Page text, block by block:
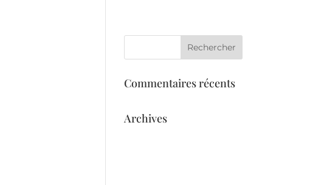
Commentaires récents
Archives